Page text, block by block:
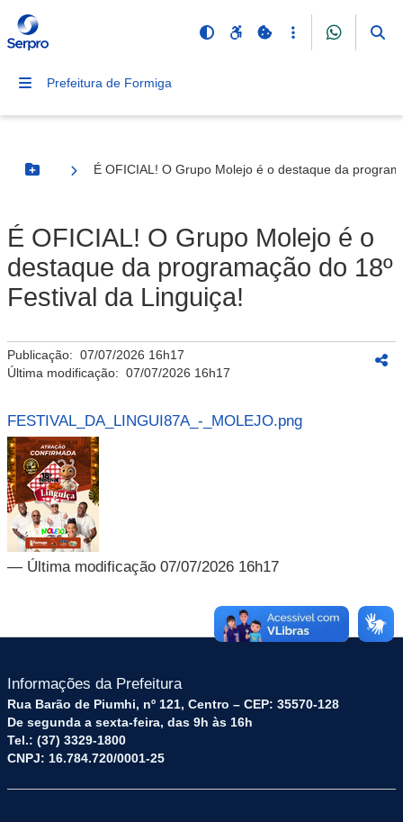
Prefeitura de Formiga
Botão Menu
É OFICIAL! O Grupo Molejo é o destaque da
É OFICIAL! O Grupo Molejo é o
destaque da programação do 18º
Festival da Linguiça!
Publicação: 07/07/2026 16h17
Última modificação: 07/07/2026 16h17
FESTIVAL_DA_LINGUI87A_-_MOLEJO.png
— Última modificação 07/07/2026 16h17
Informações da Prefeitura
Rua Barão de Piumhi, nº 121, Centro – CEP: 35570-128
De segunda a sexta-feira, das 9h às 16h
Tel.: (37) 3329-1800
CNPJ: 16.784.720/0001-25